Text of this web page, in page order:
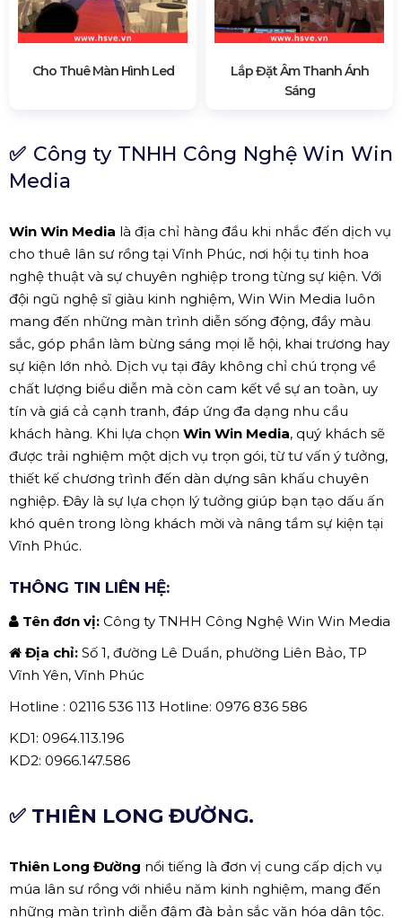
Cho Thuê Màn Hình Led
Lắp Đặt Âm Thanh Ánh
Sáng
✅ Công ty TNHH Công Nghệ Win Win
Media
Win Win Media là địa chỉ hàng đầu khi nhắc đến dịch vụ
cho thuê lân sư rồng tại Vĩnh Phúc, nơi hội tụ tinh hoa
nghệ thuật và sự chuyên nghiệp trong từng sự kiện. Với
đội ngũ nghệ sĩ giàu kinh nghiệm, Win Win Media luôn
mang đến những màn trình diễn sống động, đầy màu
sắc, góp phần làm bừng sáng mọi lễ hội, khai trương hay
sự kiện lớn nhỏ. Dịch vụ tại đây không chỉ chú trọng về
chất lượng biểu diễn mà còn cam kết về sự an toàn, uy
tín và giá cả cạnh tranh, đáp ứng đa dạng nhu cầu
khách hàng. Khi lựa chọn Win Win Media, quý khách sẽ
được trải nghiệm một dịch vụ trọn gói, từ tư vấn ý tưởng,
thiết kế chương trình đến dàn dựng sân khấu chuyên
nghiệp. Đây là sự lựa chọn lý tưởng giúp bạn tạo dấu ấn
khó quên trong lòng khách mời và nâng tầm sự kiện tại
Vĩnh Phúc.
THÔNG TIN LIÊN HỆ:
Tên đơn vị: Công ty TNHH Công Nghệ Win Win Media
Địa chỉ: Số 1, đường Lê Duẩn, phường Liên Bảo, TP
Vĩnh Yên, Vĩnh Phúc
Hotline : 02116 536 113 Hotline: 0976 836 586
KD1: 0964.113.196
KD2: 0966.147.586
✅ THIÊN LONG ĐƯỜNG.
Thiên Long Đường nổi tiếng là đơn vị cung cấp dịch vụ
múa lân sư rồng với nhiều năm kinh nghiệm, mang đến
những màn trình diễn đậm đà bản sắc văn hóa dân tộc.